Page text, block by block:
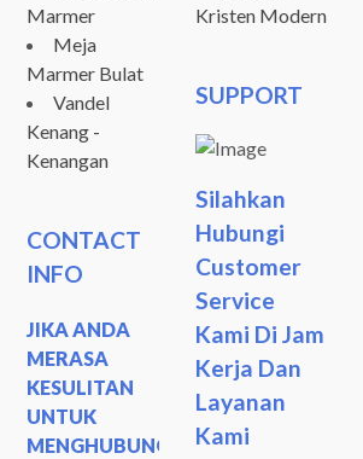
Marmer
Meja
Marmer Bulat
Vandel
Kenang -
Kenangan
CONTACT
INFO
JIKA ANDA
MERASA
KESULITAN
UNTUK
MENGHUBUNGI
Kristen Modern
SUPPORT
Silahkan
Hubungi
Customer
Service
Kami Di Jam
Kerja Dan
Layanan
Kami